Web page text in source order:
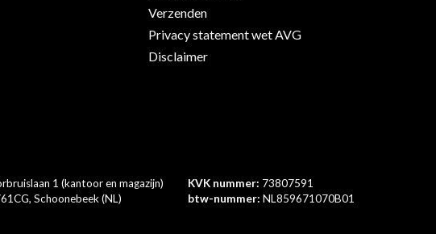
Verzenden
Privacy statement wet AVG
Disclaimer
1 (kantoor en magazijn)
Schoonebeek (NL)
KVK nummer: 73807591
btw-nummer: NL859671070B01